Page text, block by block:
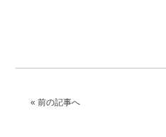
« 前の記事へ